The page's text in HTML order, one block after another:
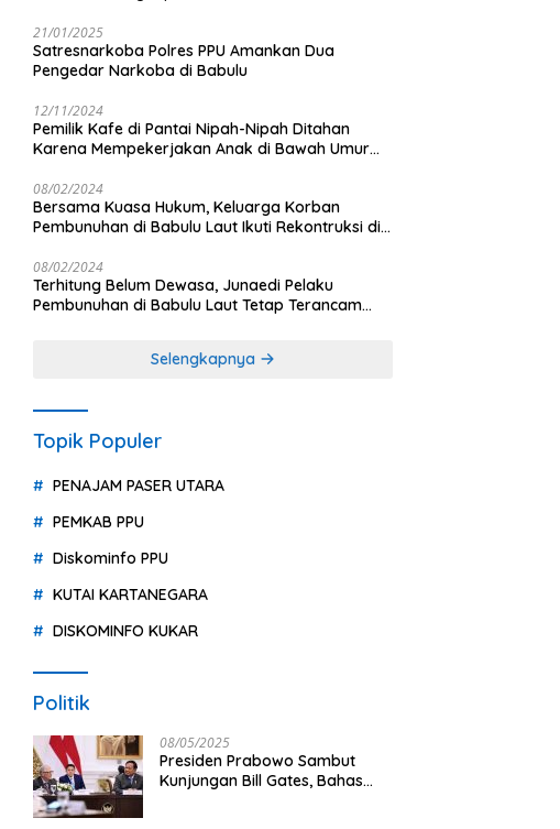
21/01/2025
Satresnarkoba Polres PPU Amankan Dua
Pengedar Narkoba di Babulu
12/11/2024
Pemilik Kafe di Pantai Nipah-Nipah Ditahan
Karena Mempekerjakan Anak di Bawah Umur
08/02/2024
Bersama Kuasa Hukum, Keluarga Korban
Pembunuhan di Babulu Laut Ikuti Rekontruksi di
08/02/2024
Terhitung Belum Dewasa, Junaedi Pelaku
Pembunuhan di Babulu Laut Tetap Terancam
Selengkapnya
Topik Populer
PENAJAM PASER UTARA
PEMKAB PPU
Diskominfo PPU
KUTAI KARTANEGARA
DISKOMINFO KUKAR
Politik
08/05/2025
Presiden Prabowo Sambut
Kunjungan Bill Gates, Bahas